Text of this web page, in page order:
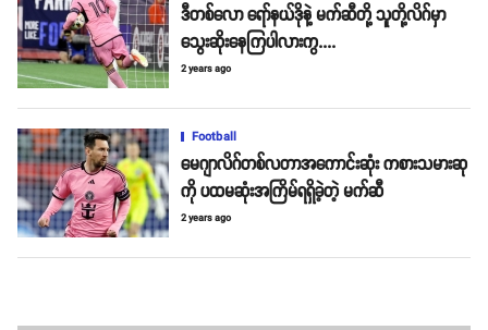
ဒီတစ်လော ရော်နယ်ဒိုနဲ့ မက်ဆီတို့ သူတို့လိဂ်မှာ
သွေးဆိုးနေကြပါလားကွ....
2 years ago
Football
မေဂျာလိဂ်တစ်လတာအကောင်းဆုံး ကစားသမားဆု
ကို ပထမဆုံးအကြိမ်ရရှိခဲ့တဲ့ မက်ဆီ
2 years ago